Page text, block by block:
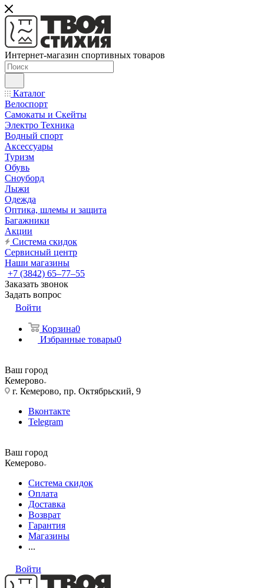
Интернет-магазин спортивных товаров
Каталог
Велоспорт
Самокаты и Скейты
Электро Техника
Водный спорт
Аксессуары
Туризм
Обувь
Сноуборд
Лыжи
Одежда
Оптика, шлемы и защита
Багажники
Акции
Система скидок
Сервисный центр
Наши магазины
+7 (3842) 65–77–55
Заказать звонок
Задать вопрос
Войти
Корзина0
Избранные товары0
Ваш город
Кемерово
г. Кемерово, пр. Октябрьский, 9
Вконтакте
Telegram
Ваш город
Кемерово
Система скидок
Оплата
Доставка
Возврат
Гарантия
Магазины
...
Войти